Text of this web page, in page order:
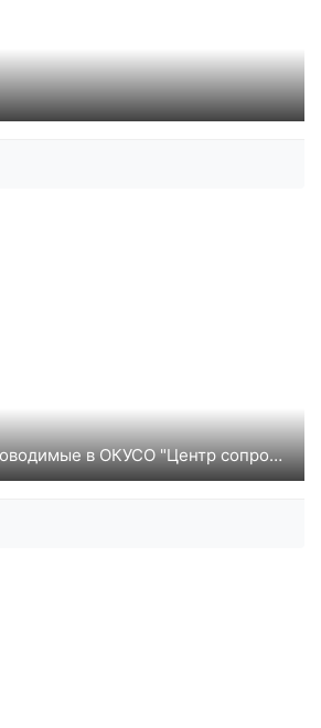
Мероприятия, проводимые в ОКУСО "Центр сопровождения и инноваций"